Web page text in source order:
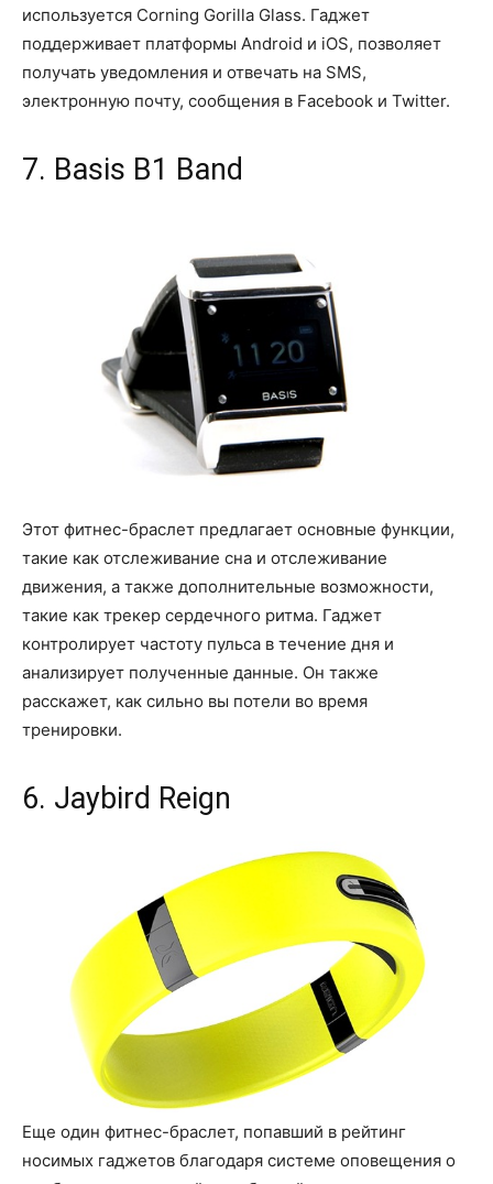
используется Corning Gorilla Glass. Гаджет
поддерживает платформы Android и iOS, позволяет
получать уведомления и отвечать на SMS,
электронную почту, сообщения в Facebook и Twitter.
7. Basis B1 Band
Этот фитнес-браслет предлагает основные функции,
такие как отслеживание сна и отслеживание
движения, а также дополнительные возможности,
такие как трекер сердечного ритма. Гаджет
контролирует частоту пульса в течение дня и
анализирует полученные данные. Он также
расскажет, как сильно вы потели во время
тренировки.
6. Jaybird Reign
Еще один фитнес-браслет, попавший в рейтинг
носимых гаджетов благодаря системе оповещения о